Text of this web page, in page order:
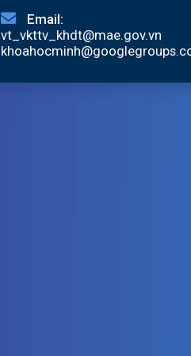
Email:
vt_vkttv_khdt@mae.gov.vn